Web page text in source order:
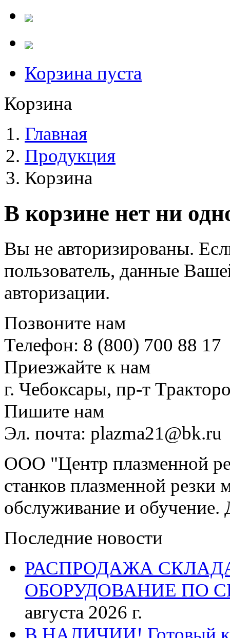
Корзина пуста
Корзина
Главная
Продукция
Корзина
В корзине нет ни
Вы не авторизированы.
пользователь, данные
авторизации.
Позвоните нам
Телефон: 8 (800) 700 88 17
Приезжайте к нам
г. Чебоксары, пр-т
Пишите нам
Эл. почта: plazma21@bk.ru
ООО "Центр плазменной
станков плазменной резки
обслуживание и обучение.
Последние новости
РАСПРОДАЖА
ОБОРУДОВАНИЕ ПО
августа 2026 г.